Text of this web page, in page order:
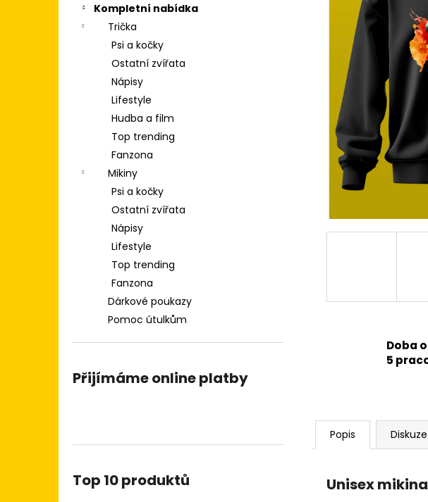
Kompletní nabídka
Trička
Psi a kočky
Ostatní zvířata
Nápisy
Lifestyle
Hudba a film
Top trending
Fanzona
Mikiny
Psi a kočky
Ostatní zvířata
Nápisy
Lifestyle
Top trending
Fanzona
Dárkové poukazy
Pomoc útulkům
Přijímáme online platby
Top 10 produktů
Doba
5
Popis Diskuze
Unisex
TRIKO OVLADAČ PS
349 Kč
TRIKO KECKY
349 Kč